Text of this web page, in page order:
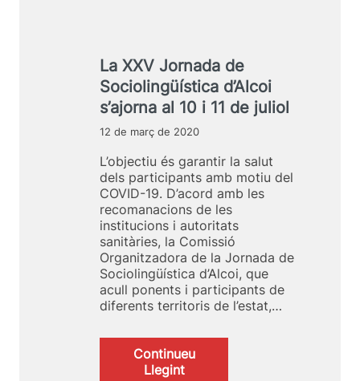
ii
c
a
d
’
l
c
o
i
:
2
4
i
2
5
e
m
a
m
:
2
5
a
y
s
l
i
d
e
r
a
n
t
d
e
La XXV Jornada de
Sociolingüística d’Alcoi
s’ajorna al 10 i 11 de juliol
12 de març de 2020
L’objectiu és garantir la salut
dels participants amb motiu del
COVID-19. D’acord amb les
recomanacions de les
institucions i autoritats
sanitàries, la Comissió
Organitzadora de la Jornada de
Sociolingüística d’Alcoi, que
acull ponents i participants de
diferents territoris de l’estat,…
Continueu
Llegint: